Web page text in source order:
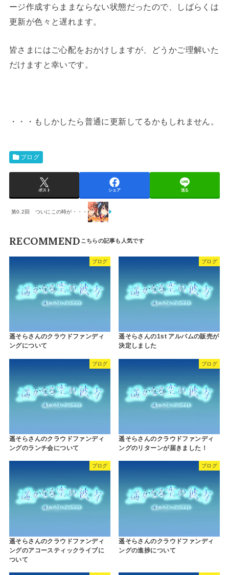
ージ作成すらままならない状態だったので、しばらくは
更新が色々と遅れます。
皆さまにはご心配をおかけしますが、どうかご理解いた
だけますと幸いです。
・・・もしかしたら普通に更新してるかもしれません。
ブログ
ポスト シェア 送る
第0.2回 ついにこの時が・・・
RECOMMEND
ブログ
遥そらさんのクラウドファンディ
ングについて
ブログ
遥そらさんの1st アルバムの販売が
決定しました
ブログ
遥そらさんのクラウドファンディ
ングのランチ会について
ブログ
遥そらさんのクラウドファンディ
ングのリターンが届きました！
ブログ
遥そらさんのクラウドファンディ
ングのアコースティックライブに
ついて
ブログ
遥そらさんのクラウドファンディ
ングの進捗について